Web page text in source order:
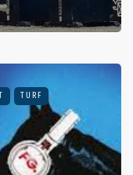
TURF